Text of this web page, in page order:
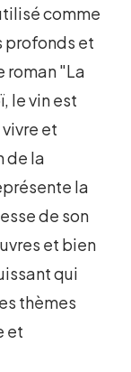
comme
profonds et
roman "La
le vin est
et
de la
la
de son
et bien
qui
thèmes
et